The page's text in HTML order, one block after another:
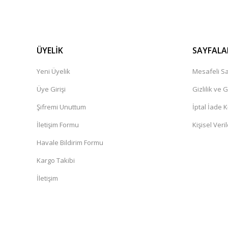
ÜYELİK
Yeni Üyelik
Üye Girişi
Şifremi Unuttum
İletişim Formu
Havale Bildirim Formu
Kargo Takibi
İletişim
Mesafeli
Gizlilik ve
İptal İade
Kişisel